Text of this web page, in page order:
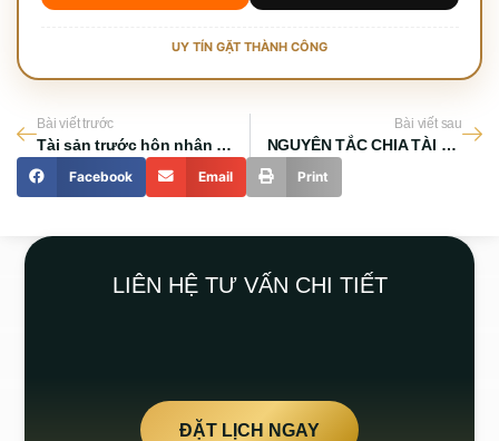
UY TÍN GẶT THÀNH CÔNG
Bài viết trước
Tài sản trước hôn nhân là gì theo quy định 2023
Bài viết sau
NGUYÊN TẮC CHIA TÀI SẢN KHI LY HÔN CỦA VỢ CHỒNG
Facebook Email Print
LIÊN HỆ TƯ VẤN CHI TIẾT
ĐẶT LỊCH NGAY